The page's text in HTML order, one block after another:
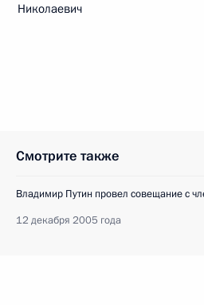
Николаевич
Смотрите также
Владимир Путин провел совещание с
12 декабря 2005 года